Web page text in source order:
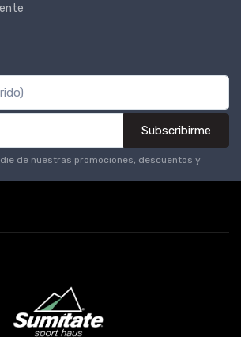
Subscribirme
de nuestras promociones, descuentos y